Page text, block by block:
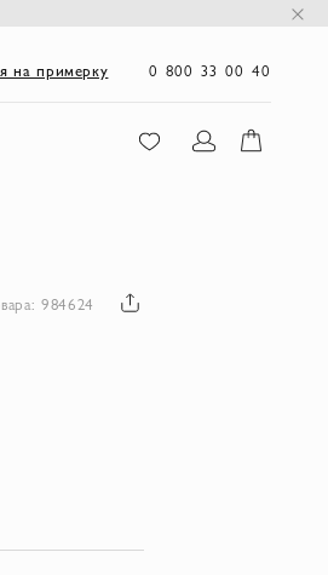
на примерку 0 800 33 00 40
984624